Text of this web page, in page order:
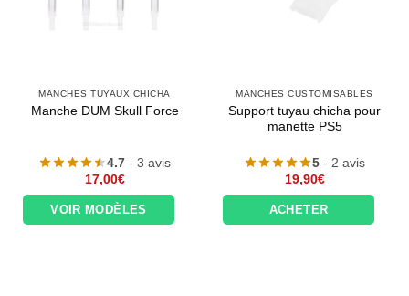
MANCHES TUYAUX CHICHA
Manche DUM Skull Force
4.7 - 3 avis
17,00€
VOIR MODÈLES
MANCHES CUSTOMISABLES
Support tuyau chicha pour
manette PS5
5 - 2 avis
19,90€
ACHETER